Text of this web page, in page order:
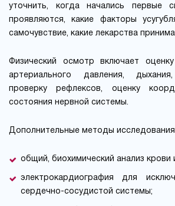
уточнить, когда начались первые
проявляются, какие факторы
самочувствие, какие лекарства
Физический осмотр включает оценку
артериального давления,
проверку рефлексов, оценку
состояния нервной системы.
Дополнительные методы
общий, биохимический анализ крови
электрокардиография для
сердечно-сосудистой системы;